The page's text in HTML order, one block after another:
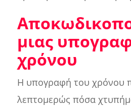
μιας
χρόνου
Η υπογραφή του χρόνου
λεπτομερώς πόσα